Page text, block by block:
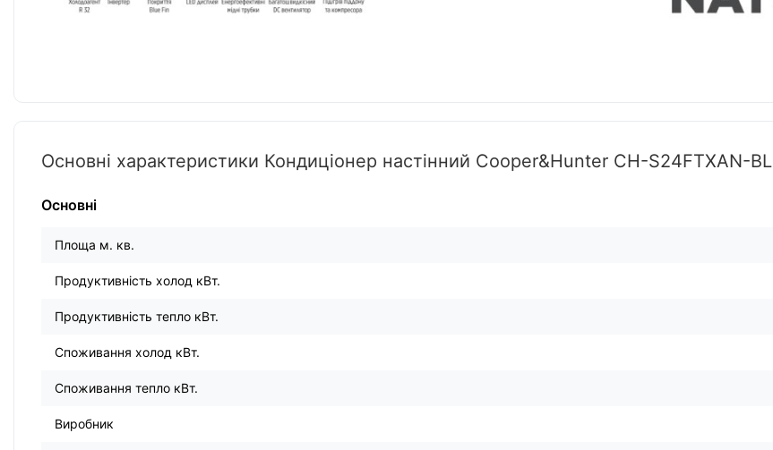
Основні характеристики Кондиціонер настінний Cooper&Hunter CH-S24FTXAN-BL
Основні
Площа м. кв.
Продуктивність холод кВт.
Продуктивність тепло кВт.
Споживання холод кВт.
Споживання тепло кВт.
Виробник